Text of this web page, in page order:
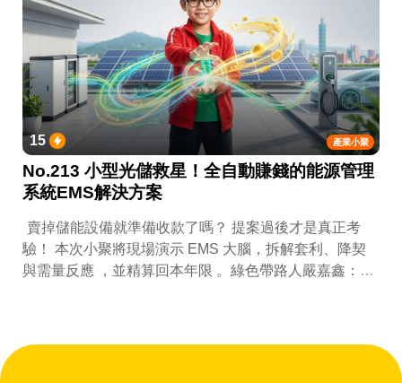
產業小聚
15
No.213 小型光儲救星！全自動賺錢的能源管理
系統EMS解決方案
賣掉儲能設備就準備收款了嗎？ 提案過後才是真正考
驗！ 本次小聚將現場演示 EMS 大腦，拆解套利、降契
與需量反應 ，並精算回本年限 。綠色帶路人嚴嘉鑫：